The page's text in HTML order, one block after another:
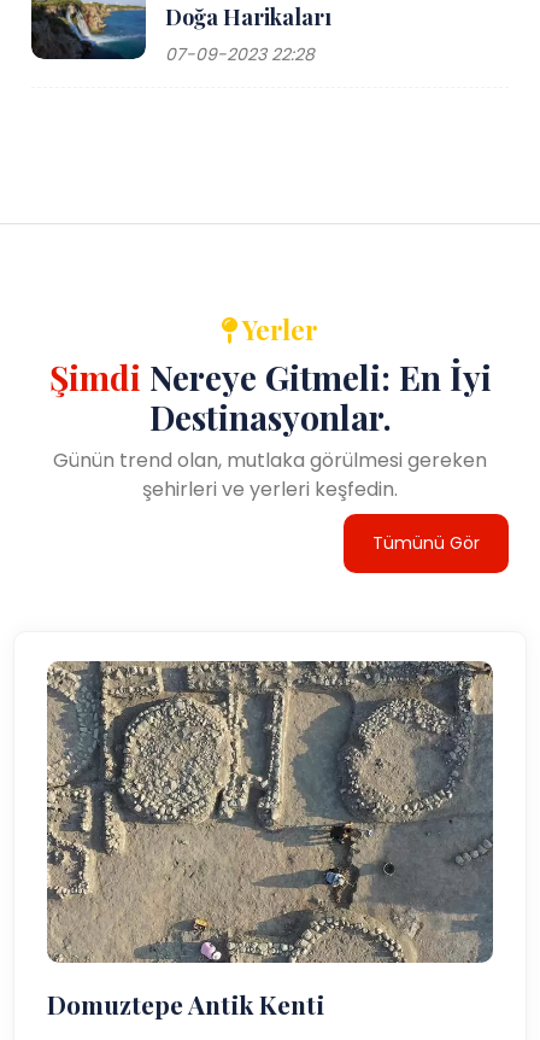
Doğa Harikaları
07-09-2023 22:28
Yerler
Şimdi Nereye Gitmeli: En İyi
Destinasyonlar.
Günün trend olan, mutlaka görülmesi gereken
şehirleri ve yerleri keşfedin.
Tümünü Gör
Domuztepe Antik Kenti